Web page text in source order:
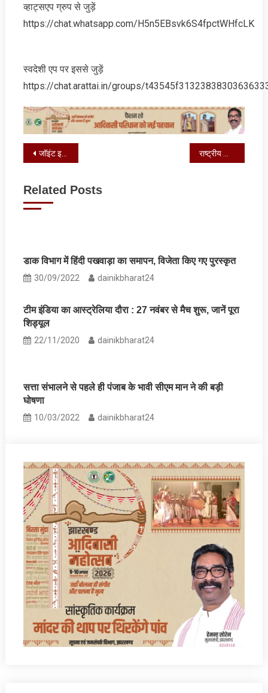
व्‍हाट्सएप ग्रुप से जुड़ें
https://chat.whatsapp.com/H5n5EBsvk6S4fpctWHfcLK
स्‍वदेशी एप पर इससे जुड़ें
https://chat.arattai.in/groups/
Post
जॉइंट इनफोर्समेंट टीम ने 94 उर्वरक प्रतिष्ठानों की जांच की, 33 में मिली गड़बड़ी
Related Posts
डाक विभाग में हिंदी पखवाड़ा का समापन, विजेता कि‍ए गए पुरस्कृत
30/09/2022 dainikbharat24
टीम इंडिया का आस्ट्रेलिया दौरा : 27 नवंबर से मैच शुरू, जानें पूरा
शिड्यूल
22/11/2020 dainikbharat24
सत्ता संभालने से पहले ही पंजाब के भावी सीएम मान ने की बड़ी
घोषणा
10/03/2022 dainikbharat24